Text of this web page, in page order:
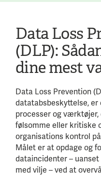
Data Loss
(DLP):
dine mest
Data Loss Prevention
datatabsbeskyttelse, er
processer og
følsomme eller kritiske
organisations kontrol
Målet er at opdage og
dataincidenter –
med vilje – ved at